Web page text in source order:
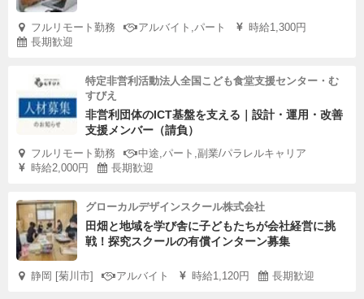
フルリモート勤務 アルバイト,パート
時給1,300円
長期歓迎
特定非営利活動法人全国こども食堂支援センター・む
すびえ
非営利団体のICT基盤を支える｜設計・運用・改善
支援メンバー（請負）
フルリモート勤務
中途,パート,副業/パラレルキャリア
時給2,000円
長期歓迎
グローカルデザインスクール株式会社
田畑と地域を学び舎に子どもたちが会社経営に挑
戦！探究スクールの有償インターン募集
静岡 [菊川市] アルバイト 時給1,120円 長期歓迎